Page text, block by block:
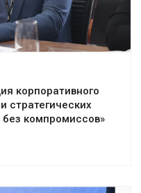
корпоративного
стратегических
компромиссов»